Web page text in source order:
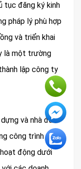
tục đăng ký kinh
pháp lý phù hợp
và triển khai
là một trường
lập công ty
và nhà đầu
công trình dân
động dưới